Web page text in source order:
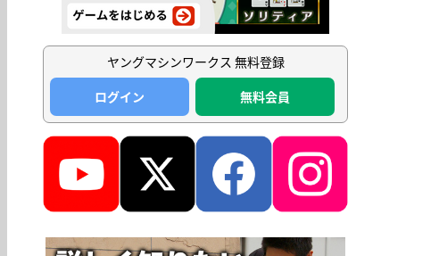
ヤングマシンワークス 無料登録
ログイン
無料会員